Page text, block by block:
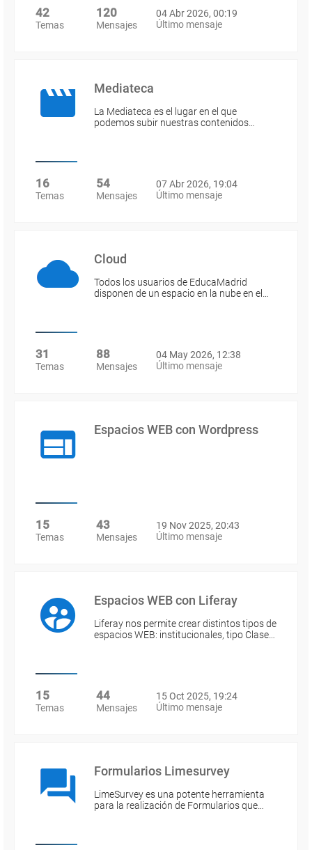
42
Temas
120
Mensajes
04 Abr 2026, 00:19
Último mensaje
Mediateca
La Mediateca es el lugar en el que
podemos subir nuestras contenidos…
16
Temas
54
Mensajes
07 Abr 2026, 19:04
Último mensaje
Cloud
Todos los usuarios de EducaMadrid
disponen de un espacio en la nube en el…
31
Temas
88
Mensajes
04 May 2026, 12:38
Último mensaje
Espacios WEB con Wordpress
15
Temas
43
Mensajes
19 Nov 2025, 20:43
Último mensaje
Espacios WEB con Liferay
Liferay nos permite crear distintos tipos de
espacios WEB: institucionales, tipo Clase…
15
Temas
44
Mensajes
15 Oct 2025, 19:24
Último mensaje
Formularios Limesurvey
LimeSurvey es una potente herramienta
para la realización de Formularios que…